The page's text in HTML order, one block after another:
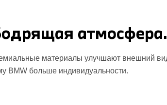
атмосфера.
материалы улучшают внешний
BMW больше индивидуальности.